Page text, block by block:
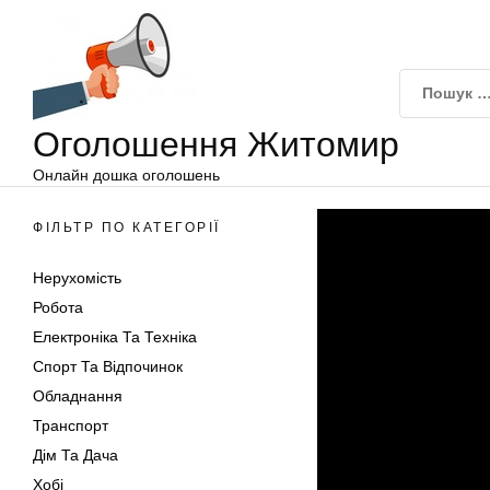
Оголошення Житомир
Онлайн дошка оголошень
ФІЛЬТР ПО КАТЕГОРІЇ
Нерухомість
Робота
Електроніка Та Техніка
Спорт Та Відпочинок
Обладнання
Транспорт
Дім Та Дача
Хобі